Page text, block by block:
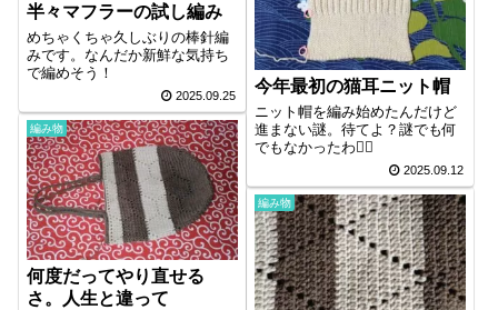
半々マフラーの試し編み
めちゃくちゃ久しぶりの棒針編
みです。なんだか新鮮な気持ち
で編めそう！
2025.09.25 今年最初の猫耳ニット帽
ニット帽を編み始めたんだけど
進まない謎。待てよ？謎でも何
でもなかったわ🕵️‍♀️
2025.09.12
編み物
何度だってやり直せる
さ。人生と違って
編み物